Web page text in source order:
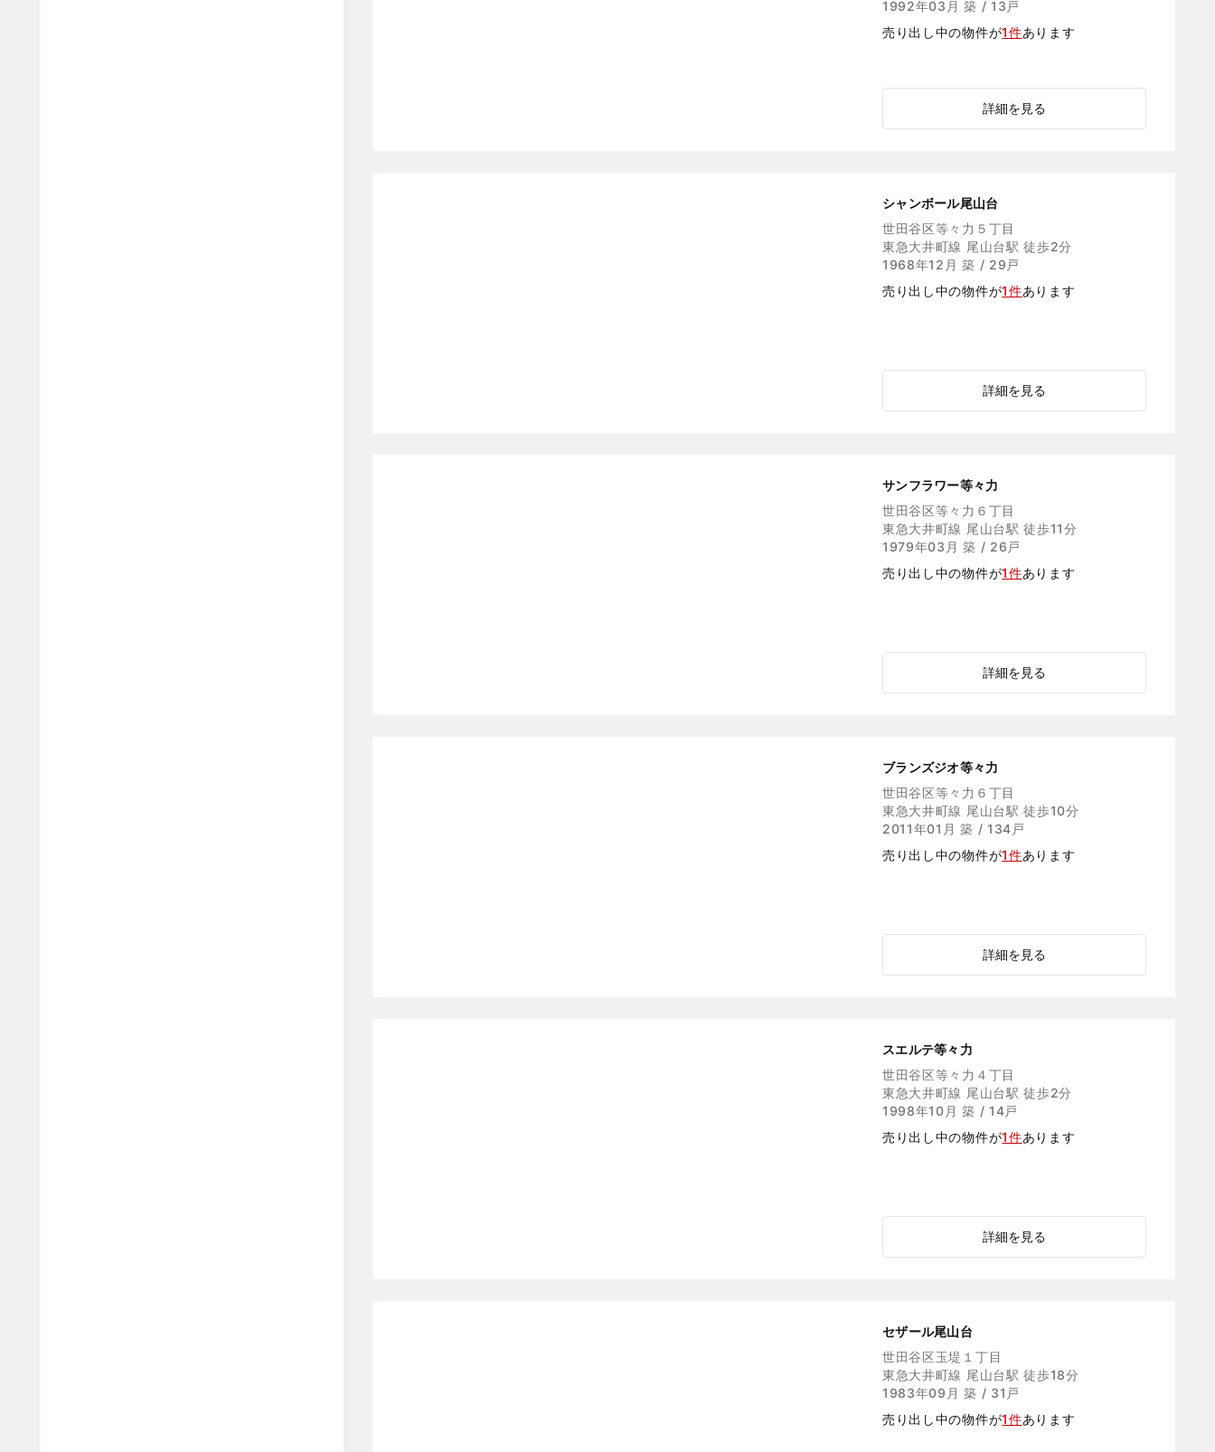
1992年03月 築 / 13戸
売り出し中の物件が1件あります
詳細を見る
シャンボール尾山台
世田谷区等々力５丁目
東急大井町線 尾山台駅 徒歩2分
1968年12月 築 / 29戸
売り出し中の物件が1件あります
詳細を見る
サンフラワー等々力
世田谷区等々力６丁目
東急大井町線 尾山台駅 徒歩11分
1979年03月 築 / 26戸
売り出し中の物件が1件あります
詳細を見る
ブランズジオ等々力
世田谷区等々力６丁目
東急大井町線 尾山台駅 徒歩10分
2011年01月 築 / 134戸
売り出し中の物件が1件あります
詳細を見る
スエルテ等々力
世田谷区等々力４丁目
東急大井町線 尾山台駅 徒歩2分
1998年10月 築 / 14戸
売り出し中の物件が1件あります
詳細を見る
セザール尾山台
世田谷区玉堤１丁目
東急大井町線 尾山台駅 徒歩18分
1983年09月 築 / 31戸
売り出し中の物件が1件あります